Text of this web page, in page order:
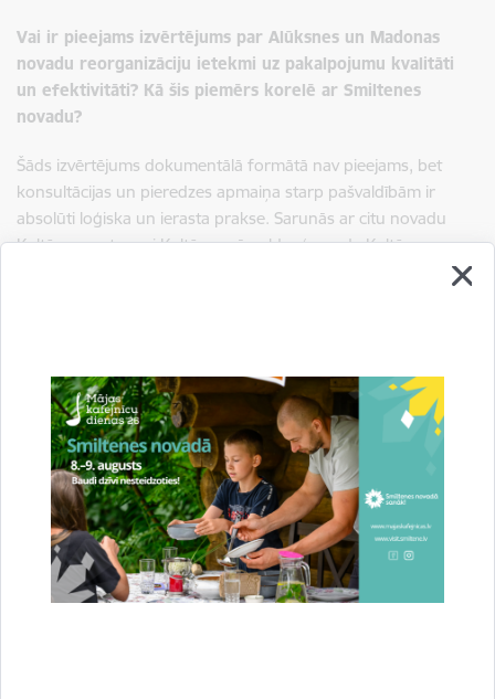
Vai ir pieejams izvērtējums par Alūksnes un Madonas
novadu reorganizāciju ietekmi uz pakalpojumu kvalitāti
un efektivitāti? Kā šis piemērs korelē ar Smiltenes
novadu?
Šāds izvērtējums dokumentālā formātā nav pieejams, bet
konsultācijas un pieredzes apmaiņa starp pašvaldībām ir
absolūti loģiska un ierasta prakse. Sarunās ar citu novadu
Kultūras centru vai Kultūras pārvaldes/novada Kultūras
centra vadītājiem, kuri darbojas vienā personā, izkristalizējās
novadā metodiskais darbs ir daļēji decentralizēts. Esam bijuši
sarunās arī ar Gulbenes novada pašvaldības gan politisko
vadību, gan kultūras jomas vadītājiem, lai iepazītu viņu
kultūras jomu struktūru. Tieši Gulbene bija noslēgusi pilnu apli
par kultūras dzīves organizēšanu, sākotnēji izveidojot Kultūras
un tūrisma pārvaldi ar divu līmeņu vadību (mūsu iepriekšējais
modelis), tad reorganizēja izdalot Kultūras pārvaldi kā
atsevišķu iestādi ar divu līmeņu vadību. Darbojoties,
secinājuši, ka lietderīgāk ir viena Kultūras iestāde – Gulbenes